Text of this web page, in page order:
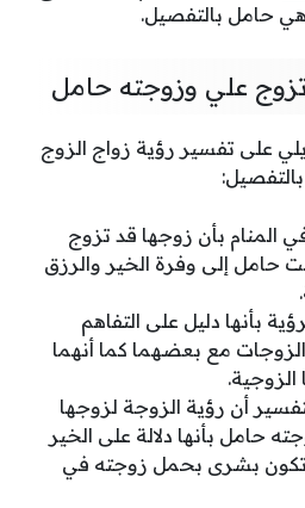
حامل بالتفصيل.
علي وزوجته حامل
على تفسير رؤية زواج الزوج
المنام بأن زوجها قد تزوج
حامل إلى وفرة الخير والرزق
بأنها دليل على التفاهم
مع بعضهما كما أنهما
أن رؤية الزوجة لزوجها
حامل بأنها دلالة على الخير
تكون بشرى بحمل زوجته في